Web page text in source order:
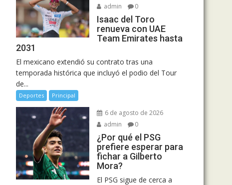
admin
0
Isaac del Toro
renueva con UAE
Team Emirates hasta
2031
El mexicano extendió su contrato tras una
temporada histórica que incluyó el podio del Tour
de...
Deportes Principal
6 de agosto de 2026
admin
0
¿Por qué el PSG
prefiere esperar para
fichar a Gilberto
Mora?
El PSG sigue de cerca a